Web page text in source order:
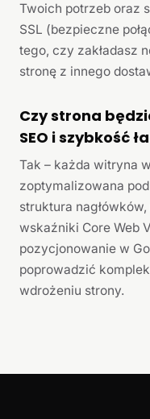
Twoich potrzeb oraz
SSL (bezpieczne
tego, czy zakładasz
stronę z innego
Czy strona
SEO i szybkość
Tak – każda witryna
zoptymalizowana
struktura
wskaźniki Core Web
pozycjonowanie w
poprowadzić
wdrożeniu strony.